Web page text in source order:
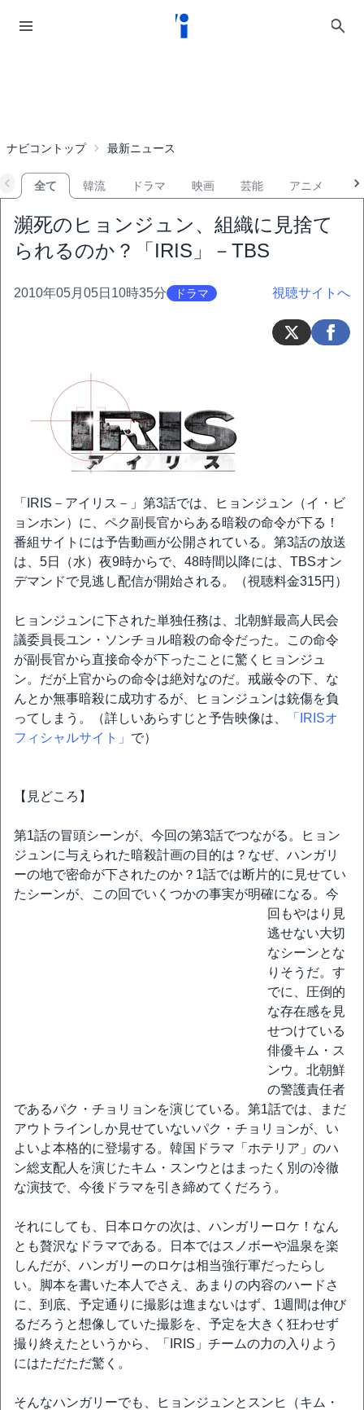
ナビコントップ 最新ニュース
全て 韓流 ドラマ 映画 芸能 アニメ
瀕死のヒョンジュン、組織に見捨て
られるのか？「IRIS」－TBS
2010年05月05日10時35分 ドラマ 視聴サイトへ
「IRIS－アイリス－」第3話では、ヒョンジュン（イ・ビ
ョンホン）に、ペク副長官からある暗殺の命令が下る！
番組サイトには予告動画が公開されている。第3話の放送
は、5日（水）夜9時からで、48時間以降には、TBSオン
デマンドで見逃し配信が開始される。（視聴料金315円）
ヒョンジュンに下された単独任務は、北朝鮮最高人民会
議委員長ユン・ソンチョル暗殺の命令だった。この命令
が副長官から直接命令が下ったことに驚くヒョンジュ
ン。だが上官からの命令は絶対なのだ。戒厳令の下、な
んとか無事暗殺に成功するが、ヒョンジュンは銃傷を負
ってしまう。（詳しいあらすじと予告映像は、
「IRISオ
フィシャルサイト」 で）
【見どころ】
第1話の冒頭シーンが、今回の第3話でつながる。ヒョン
ジュンに与えられた暗殺計画の目的は？なぜ、ハンガリ
ーの地で密命が下されたのか？1話では断片的に見せてい
たシーンが、この回でいくつかの事実が明確になる。 今
回もやはり見
逃せない大切
なシーンとな
りそうだ。す
でに、圧倒的
な存在感を見
せつけている
俳優キム・ス
ンウ。北朝鮮
の警護責任者
であるパク・チョリョンを演じている。第1話では、まだ
アウトラインしか見せていないパク・チョリョンが、い
よいよ本格的に登場する。韓国ドラマ「ホテリア」のハ
ン総支配人を演じたキム・スンウとはまったく別の冷徹
な演技で、今後ドラマを引き締めてくだろう。
それにしても、日本ロケの次は、ハンガリーロケ！なん
とも贅沢なドラマである。日本ではスノボーや温泉を楽
しんだが、ハンガリーのロケは相当強行軍だったらし
い。脚本を書いた本人でさえ、あまりの内容のハードさ
に、到底、予定通りに撮影は進まないはず、1週間は伸び
るだろうと想像していた撮影を、予定を大きく狂わせず
撮り終えたというから、「IRIS」チームの力の入りよう
にはただただ驚く。
そんなハンガリーでも、ヒョンジュンとスンヒ（キム・